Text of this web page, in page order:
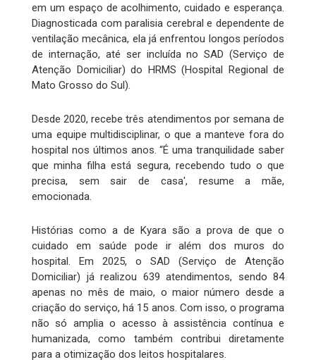
em um espaço de acolhimento, cuidado e esperança.
Diagnosticada com paralisia cerebral e dependente de
ventilação mecânica, ela já enfrentou longos períodos
de internação, até ser incluída no SAD (Serviço de
Atenção Domiciliar) do HRMS (Hospital Regional de
Mato Grosso do Sul).
Desde 2020, recebe três atendimentos por semana de
uma equipe multidisciplinar, o que a manteve fora do
hospital nos últimos anos. “É uma tranquilidade saber
que minha filha está segura, recebendo tudo o que
precisa, sem sair de casa', resume a mãe,
emocionada.
Histórias como a de Kyara são a prova de que o
cuidado em saúde pode ir além dos muros do
hospital. Em 2025, o SAD (Serviço de Atenção
Domiciliar) já realizou 639 atendimentos, sendo 84
apenas no mês de maio, o maior número desde a
criação do serviço, há 15 anos. Com isso, o programa
não só amplia o acesso à assistência contínua e
humanizada, como também contribui diretamente
para a otimização dos leitos hospitalares.